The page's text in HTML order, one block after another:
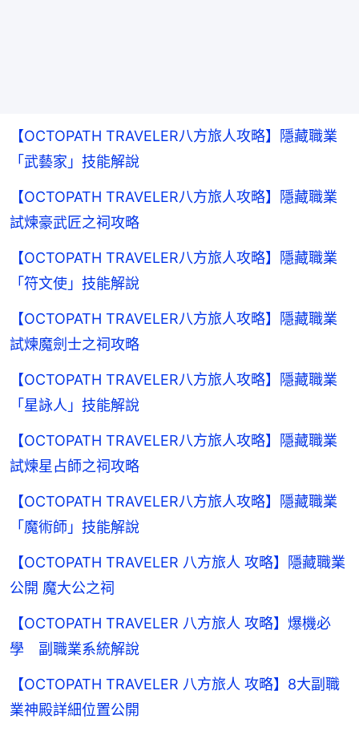
【OCTOPATH TRAVELER八方旅人攻略】隱藏職業
「武藝家」技能解說
【OCTOPATH TRAVELER八方旅人攻略】隱藏職業
試煉豪武匠之祠攻略
【OCTOPATH TRAVELER八方旅人攻略】隱藏職業
「符文使」技能解說
【OCTOPATH TRAVELER八方旅人攻略】隱藏職業
試煉魔劍士之祠攻略
【OCTOPATH TRAVELER八方旅人攻略】隱藏職業
「星詠人」技能解說
【OCTOPATH TRAVELER八方旅人攻略】隱藏職業
試煉星占師之祠攻略
【OCTOPATH TRAVELER八方旅人攻略】隱藏職業
「魔術師」技能解說
【OCTOPATH TRAVELER 八方旅人 攻略】隱藏職業
公開 魔大公之祠
【OCTOPATH TRAVELER 八方旅人 攻略】爆機必
學 副職業系統解說
【OCTOPATH TRAVELER 八方旅人 攻略】8大副職
業神殿詳細位置公開